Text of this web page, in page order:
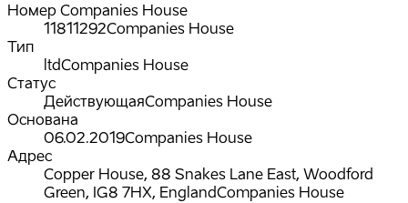
Номер Companies House
11811292Companies House
Тип
ltdCompanies House
Статус
ДействующаяCompanies House
Основана
06.02.2019Companies House
Адрес
Copper House, 88 Snakes Lane East, Woodford
Green, IG8 7HX, EnglandCompanies House